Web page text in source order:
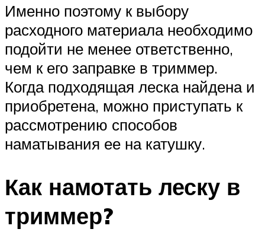
Именно поэтому к выбору
расходного материала необходимо
подойти не менее ответственно,
чем к его заправке в триммер.
Когда подходящая леска найдена и
приобретена, можно приступать к
рассмотрению способов
наматывания ее на катушку.
Как намотать леску в
триммер?